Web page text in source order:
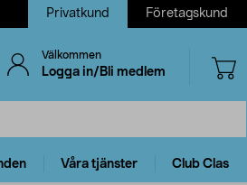
Privatkund Företagskund
Välkommen
Logga in/Bli medlem
Våra tjänster Club Clas